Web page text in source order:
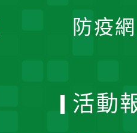
防疫
活動